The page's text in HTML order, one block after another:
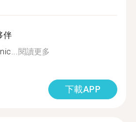
伴
閱讀更多
下載APP